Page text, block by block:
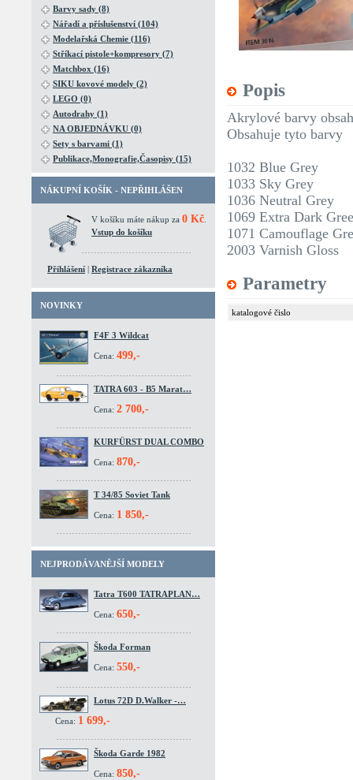
Barvy sady (8)
Nářadí a příslušenství (104)
Modelařská Chemie (116)
Stříkací pistole+kompresory (7)
Matchbox (16)
SIKU kovové modely (2)
LEGO (0)
Autodrahy (1)
NA OBJEDNÁVKU (0)
Sety s barvami (1)
Publikace,Monografie,Časopisy (15)
NÁKUPNÍ KOŠÍK - NEPŘIHLÁŠEN
V košíku máte nákup za 0 Kč
Vstup do košíku
Přihlášení | Registrace zákazníka
NOVINKY
F4F 3 Wildcat
Cena: 499,-
TATRA 603 - B5 Marat…
Cena: 2 700,-
KURFÜRST DUAL COMBO
Cena: 870,-
T 34/85 Soviet Tank
Cena: 1 850,-
NEJPRODÁVANĚJŠÍ MODELY
Tatra T600 TATRAPLAN…
Cena: 650,-
Škoda Forman
Cena: 550,-
Lotus 72D D.Walker -…
Cena: 1 699,-
Škoda Garde 1982
Cena: 850,-
Popis
Akrylové barvy
Obsahuje tyto barvy
1032 Blue Grey
1033 Sky Grey
1036 Neutral Grey
1069 Extra Dark
1071 Camouflage
2003 Varnish Gloss
Parametry
katalogové čislo